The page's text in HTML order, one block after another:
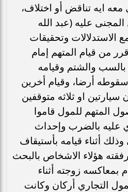
ايه تناقض أو اختلاف،
عليه (عبد الله
وتحقيقات
قرر من قيام المتهم إمام
والشتم وقيامه
أرضا، وقيام أخرين
سيارتين او ثلاثه متوقفين
المتهم للمول قاموا
عليه بالضرب وإحداث
وذلك أثناء قيامه بأستيقاف
هؤلاء الاشخاص بالبحث
زوجته أثناء
التجاري أركان وكانت